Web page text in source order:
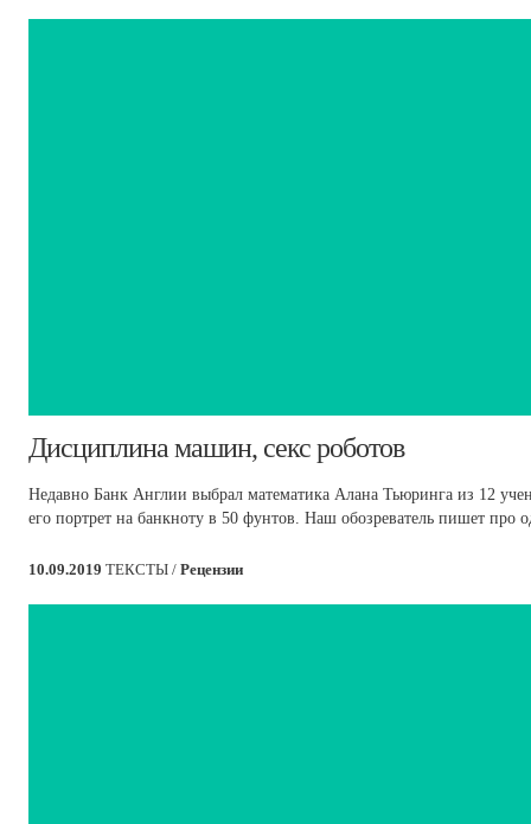
Дисциплина машин, секс роботов
Недавно Банк Англии выбрал математика Алана Тьюринга из 12
его портрет на банкноту в 50 фунтов. Наш обозреватель пишет про
10.09.2019 ТЕКСТЫ / Рецензии